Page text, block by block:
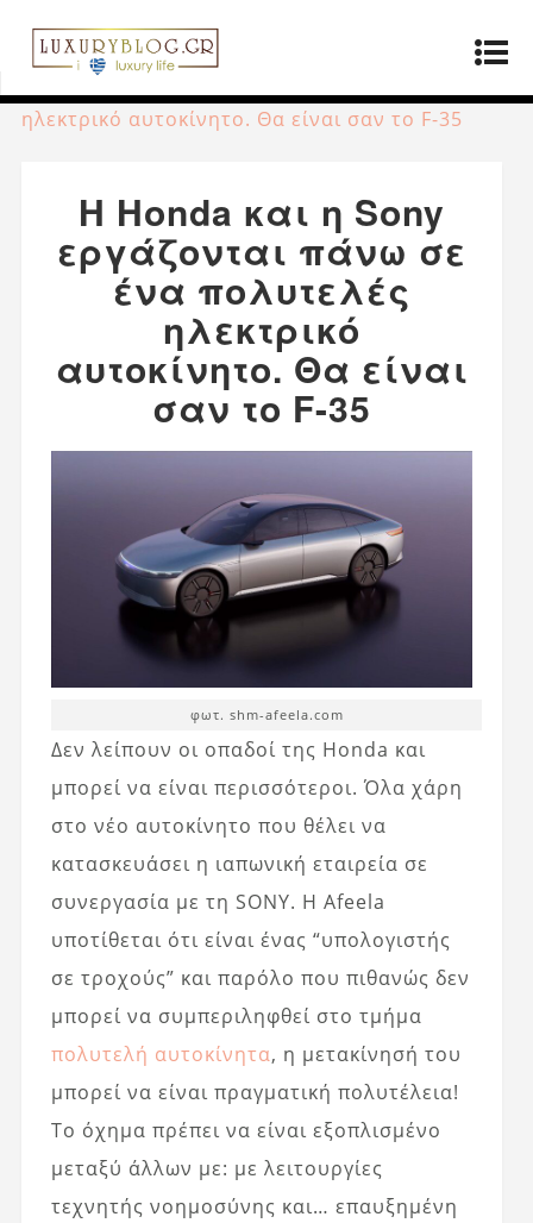
Αρχική σελίδα»ΤΡΟΠΟΣ ΖΩΗΣ
Η Honda και η
Sony εργάζονται πάνω σε ένα πολυτελές
ηλεκτρικό αυτοκίνητο. Θα είναι σαν το F-35
Η Honda και η Sony
εργάζονται πάνω σε
ένα πολυτελές
ηλεκτρικό
αυτοκίνητο. Θα είναι
σαν το F-35
φωτ. shm-afeela.com
Δεν λείπουν οι οπαδοί της Honda και
μπορεί να είναι περισσότεροι. Όλα χάρη
στο νέο αυτοκίνητο που θέλει να
κατασκευάσει η ιαπωνική εταιρεία σε
συνεργασία με τη SONY. Η Afeela
υποτίθεται ότι είναι ένας “υπολογιστής
σε τροχούς” και παρόλο που πιθανώς δεν
μπορεί να συμπεριληφθεί στο τμήμα
πολυτελή αυτοκίνητα, η μετακίνησή του
μπορεί να είναι πραγματική πολυτέλεια!
Το όχημα πρέπει να είναι εξοπλισμένο
μεταξύ άλλων με: με λειτουργίες
τεχνητής νοημοσύνης και… επαυξημένη